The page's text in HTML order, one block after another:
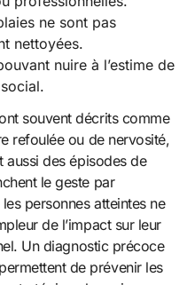
ne sont pas
nettoyées.
nuire à l’estime de
souvent décrits comme
refoulée ou de nervosité,
aussi des épisodes de
le geste par
personnes atteintes ne
de l’impact sur leur
Un diagnostic précoce
de prévenir les